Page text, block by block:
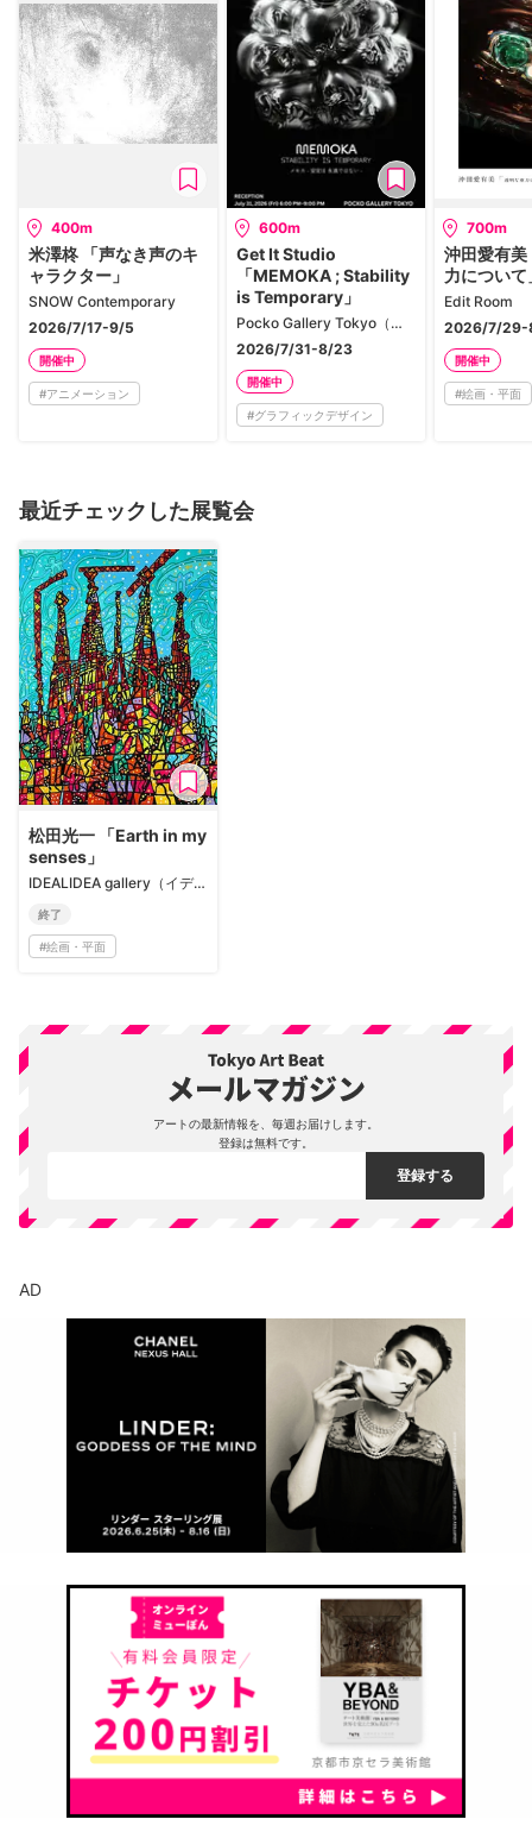
400m
米澤柊 「声なき声のキ
ャラクター」
SNOW Contemporary
2026/7/17-9/5
開催中
#アニメーション
600m
Get It Studio
「MEMOKA ; Stability
is Temporary」
Pocko Gallery Tokyo（ポコギャラリー東京）
2026/7/31-8/23
開催中
#グラフィックデザイン
700m
沖田愛有美
力について
Edit Room
2026/7/29-
開催中
#絵画・平面
最近チェックした展覧会
松田光一 「Earth in my
senses」
IDEALIDEA gallery（イデアリデア ギャラリー）
終了
#絵画・平面
アートの最新情報を、毎週お届けします。
登録は無料です。
AD